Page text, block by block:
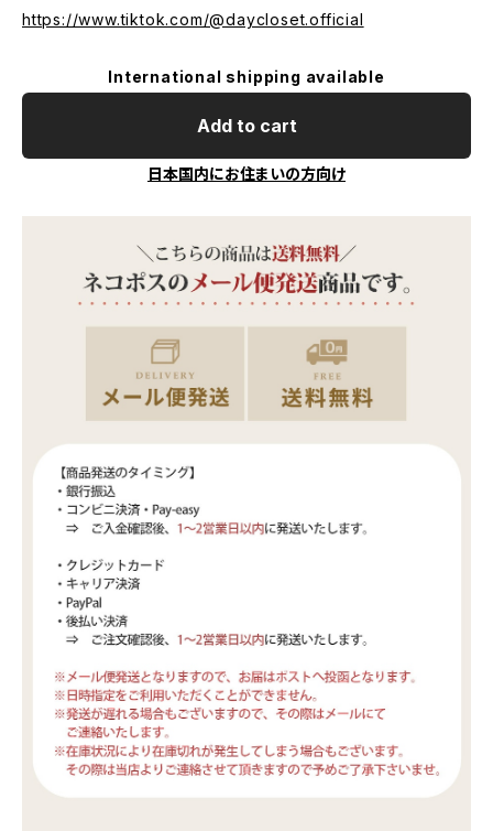
https://www.tiktok.com/@daycloset.official
International shipping available
Add to cart
日本国内にお住まいの方向け